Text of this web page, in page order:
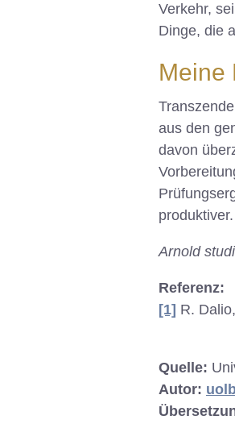
Verkehr,
Dinge, die
Meine
aus den
davon
produktiver.
Arnold
Referenz:
[1] R.
Quelle:
Autor: